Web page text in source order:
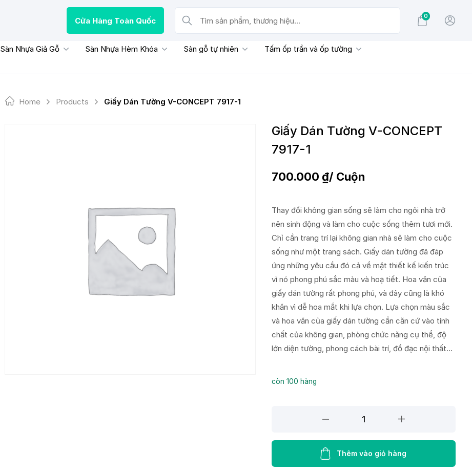
Cửa Hàng Toàn Quốc
Tìm sản phẩm, thương hiệu...
0
Sàn Nhựa Giả Gỗ Sàn Nhựa Hèm Khóa Sàn gỗ tự nhiên
Tấm ốp trần và ốp tường
Home Products Giấy Dán Tường V-CONCEPT 7917-1
Giấy Dán Tường V-CONCEPT
7917-1
700.000 ₫/ Cuộn
Thay đổi không gian sống sẽ làm cho ngôi nhà trở
nên sinh động và làm cho cuộc sống thêm tươi mới.
Chỉ cần trang trí lại không gian nhà sẽ làm cho cuộc
sống như một trang sách. Giấy dán tường đã đáp
ứng những yêu cầu đó cả về mặt thiết kế kiến trúc
vì nó phong phú sắc màu và hoạ tiết. Hoa văn của
giấy dán tường rất phong phú, và đây cũng là khó
khăn vì dễ hoa mắt khi lựa chọn. Lựa chọn màu sắc
và hoa văn của giấy dán tường cần căn cứ vào tính
chất của không gian, phòng chức năng cụ thể, độ
lớn diện tường, phong cách bài trí, đồ đạc nội thất…
còn 100 hàng
Tường
CONCEPT
Thêm vào giỏ hàng